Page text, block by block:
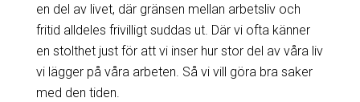
en del av livet, där gränsen mellan arbetsliv och
fritid alldeles frivilligt suddas ut. Där vi ofta känner
en stolthet just för att vi inser hur stor del av våra liv
vi lägger på våra arbeten. Så vi vill göra bra saker
med den tiden.